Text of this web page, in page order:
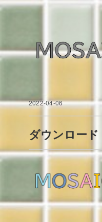
2022-04-06
ダウンロード